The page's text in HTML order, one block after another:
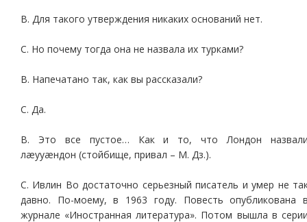
В. Для такого утверждения никаких оснований нет.
С. Но почему тогда она не назвала их турками?
В. Напечатано так, как вы рассказали?
С. Да.
В. Это все пустое… Как и то, что Лондон
лæууæндон (стойбище, привал – М. Дз.).
С. Ивлин Во достаточно серьезный писатель и умер не
давно. По-моему, в 1963 году. Повесть опубликована
журнале «Иностранная литература». Потом вышла в